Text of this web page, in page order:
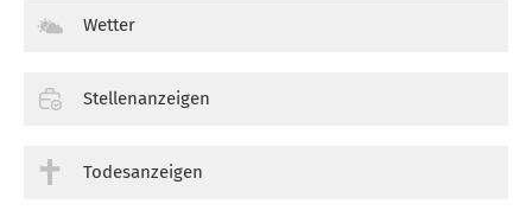
Wetter
Stellenanzeigen
Todesanzeigen